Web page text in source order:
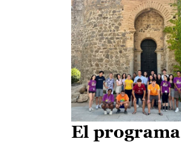
El programa